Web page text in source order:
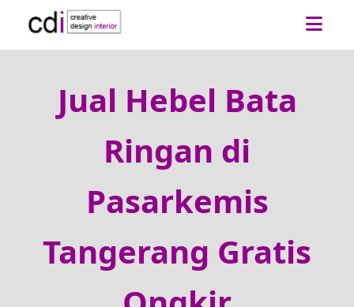
Jual Hebel Bata
Ringan di
Pasarkemis
Tangerang Gratis